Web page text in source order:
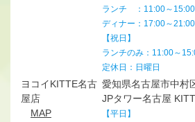
ランチ ：11:00～
ディナー：17:00～
【祝日】
ランチのみ：11:00～
定休日：日曜日
ヨコイKITTE名古
屋店
MAP
愛知県名古屋市中村
JPタワー名古屋
【平日】